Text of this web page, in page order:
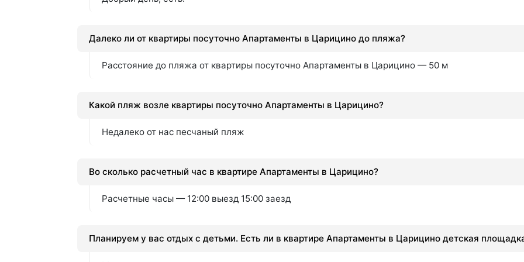
Далеко ли от квартиры посуточно Апартаменты в Царицино до пляжа?
Расстояние до пляжа от квартиры посуточно Апартаменты в Царицино — 50 м
Какой пляж возле квартиры посуточно Апартаменты в Царицино?
Недалеко от нас песчаный пляж
Во сколько расчетный час в квартире Апартаменты в Царицино?
Расчетные часы — 12:00 выезд 15:00 заезд
Планируем у вас отдых с детьми. Есть ли в квартире Апартаменты в Царицино детская